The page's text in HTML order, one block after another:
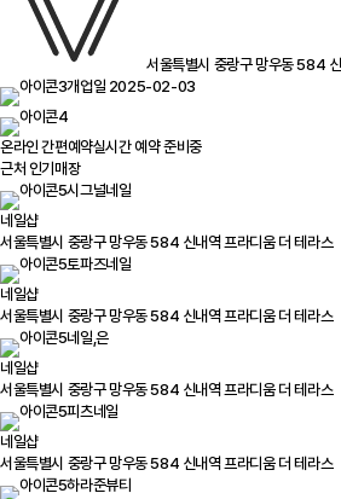
서울특별시 중랑구 망우동 584
개업일 2025-02-03
온라인 간편예약실시간 예약 준비중
근처 인기매장
시그널네일
네일샵
서울특별시 중랑구 망우동 584 신내역 프라디움 더 테라스
토파즈네일
네일샵
서울특별시 중랑구 망우동 584 신내역 프라디움 더 테라스
네일,은
네일샵
서울특별시 중랑구 망우동 584 신내역 프라디움 더 테라스
피츠네일
네일샵
서울특별시 중랑구 망우동 584 신내역 프라디움 더 테라스
하라준뷰티